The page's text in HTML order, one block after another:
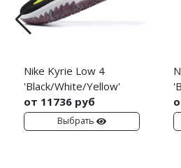
Nike Kyrie Low 4
'Black/White/Yellow'
от 11736 руб
Выбрать